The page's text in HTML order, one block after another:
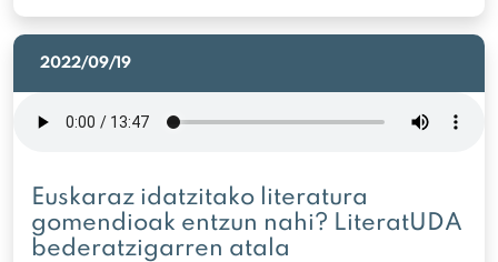
2022/09/19
Euskaraz idatzitako literatura
gomendioak entzun nahi? LiteratUDA
bederatzigarren atala